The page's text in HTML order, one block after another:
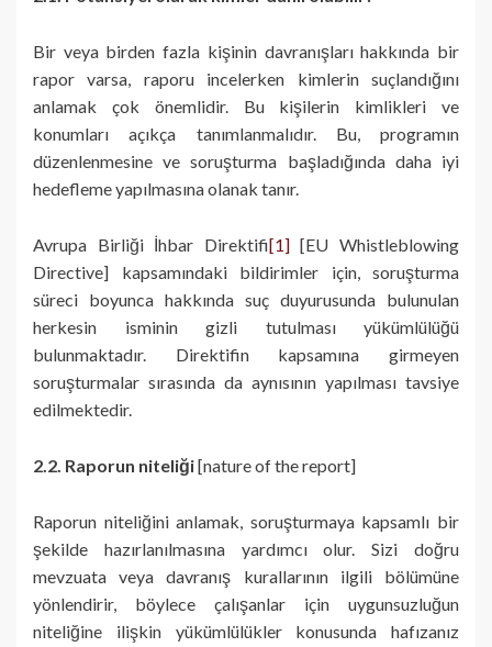
Bir veya birden fazla kişinin davranışları hakkında bir
rapor varsa, raporu incelerken kimlerin suçlandığını
anlamak çok önemlidir. Bu kişilerin kimlikleri ve
konumları açıkça tanımlanmalıdır. Bu, programın
düzenlenmesine ve soruşturma başladığında daha iyi
hedefleme yapılmasına olanak tanır.
Avrupa Birliği İhbar Direktifi[1][EU Whistleblowing
Directive] kapsamındaki bildirimler için, soruşturma
süreci boyunca hakkında suç duyurusunda bulunulan
herkesin isminin gizli tutulması yükümlülüğü
bulunmaktadır. Direktifin kapsamına girmeyen
soruşturmalar sırasında da aynısının yapılması tavsiye
edilmektedir.
2.2. Raporun niteliği[nature of the report]
Raporun niteliğini anlamak, soruşturmaya kapsamlı bir
şekilde hazırlanılmasına yardımcı olur. Sizi doğru
mevzuata veya davranış kurallarının ilgili bölümüne
yönlendirir, böylece çalışanlar için uygunsuzluğun
niteliğine ilişkin yükümlülükler konusunda hafızanız